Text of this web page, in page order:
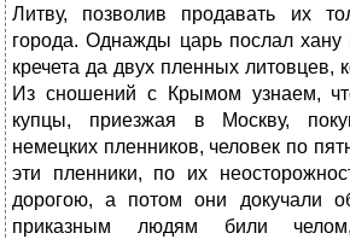
Литву, позволив продавать их
города. Однажды царь послал хану
кречета да двух пленных литовцев,
Из сношений с Крымом узнаем,
купцы, приезжая в Москву,
немецких пленников, человек по
эти пленники, по их
дорогою, а потом они докучали
приказным людям били